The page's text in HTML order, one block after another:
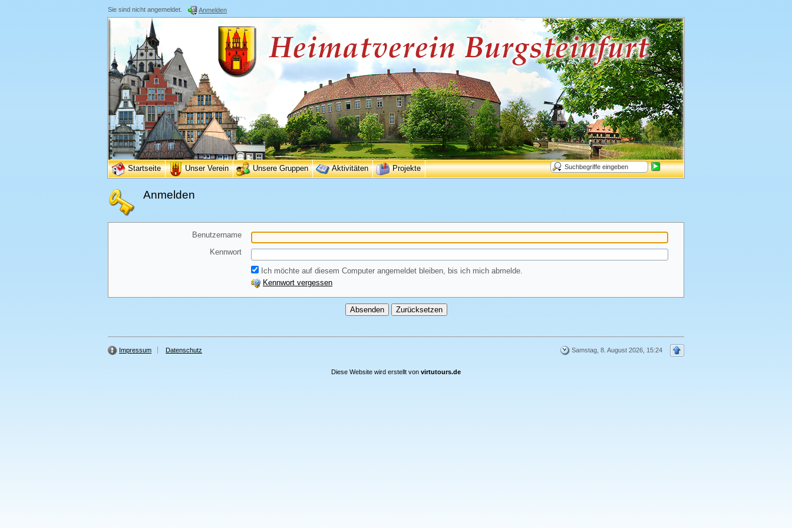
Sie sind nicht angemeldet. Anmelden
Startseite Unser Verein Unsere Gruppen Aktivitäten Projekte
Anmelden
Benutzername
Kennwort
Ich möchte auf diesem Computer angemeldet bleiben, bis ich mich abmelde.
Kennwort vergessen
Impressum Datenschutz Samstag, 8. August 2026, 15:24
Diese Website wird erstellt von virtutours.de